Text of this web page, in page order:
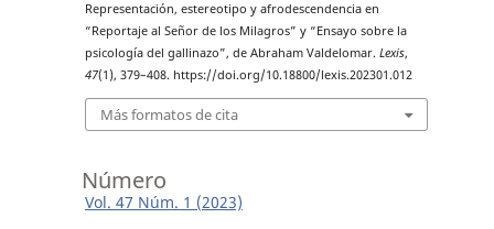
Representación, estereotipo y afrodescendencia en
“Reportaje al Señor de los Milagros” y “Ensayo sobre la
psicología del gallinazo”, de Abraham Valdelomar. Lexis,
47(1), 379–408. https://doi.org/10.18800/lexis.202301.012
Más formatos de cita
Número
Vol. 47 Núm. 1 (2023)